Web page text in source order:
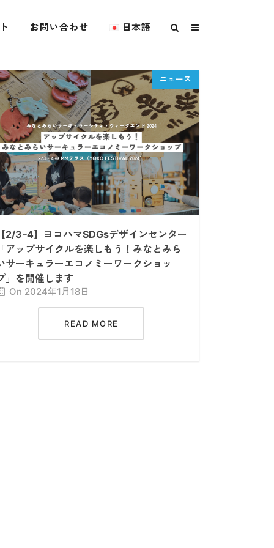
お問い合わせ 日本語
【2/3ｰ4】ヨコハマSDGsデザインセンター
「アップサイクルを楽しもう！みなとみら
サーキュラーエコノミーワークショッ
」を開催します
On 2024年1月18日
READ MORE